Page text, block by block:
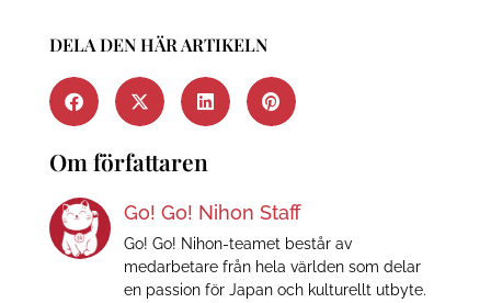
DELA DEN HÄR ARTIKELN
Om författaren
Go! Go! Nihon Staff
Go! Go! Nihon-teamet består av
medarbetare från hela världen som delar
en passion för Japan och kulturellt utbyte.